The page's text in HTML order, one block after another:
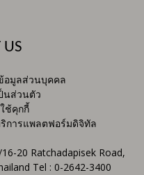
US
อมูลส่วนบุคคล
นส่วนตัว
ช้คุกกี้
การแพลตฟอร์มดิจิทัล
20 Ratchadapisek Road,
Tel : 0-2642-3400